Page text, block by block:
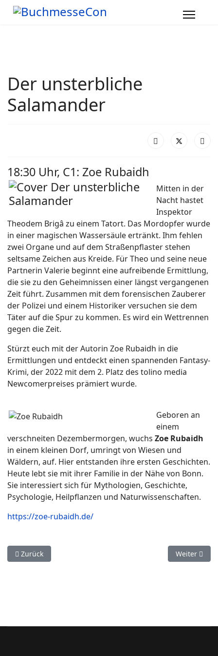
Der unsterbliche
Salamander
18:30 Uhr, C1: Zoe Rubaidh
Mitten in der
Nacht hastet
Inspektor
Theodem Brigâ zu einem Tatort. Das Mordopfer wurde
in einer magischen Wassersäule ertränkt. Ihm fehlen
zwei Organe und auf dem Straßenpflaster stehen
seltsame Zeichen aus Kreide. Für Theo und seine neue
Partnerin Valerie beginnt eine aufreibende Ermittlung,
die sie zu den Geheimnissen einer längst vergangenen
Zeit führt. Zusammen mit dem forensischen Zauberer
der Polizei und einem Historiker versuchen sie dem
Täter auf die Spur zu kommen. Es wird ein Wettrennen
gegen die Zeit.
Stürzt euch mit der Autorin Zoe Rubaidh in die
Ermittlungen und entdeckt einen spannenden Fantasy-
Krimi, der 2022 mit dem 2. Platz des tolino media
Newcomerpreises prämiert wurde.
Geboren an
einem
verschneiten Dezembermorgen, wuchs Zoe Rubaidh
in einem kleinen Dorf, umringt von Wiesen und
Wäldern, auf. Hier entstanden ihre ersten Geschichten.
Heute lebt sie mit ihrer Familie in der Nähe von Bonn.
Sie interessiert sich für Mythologien, Geschichte,
Psychologie, Heilpflanzen und Naturwissenschaften.
https://zoe-rubaidh.de/
Vorheriger Beitrag: Gezeitenruf
Zurück Nächster
Weiter